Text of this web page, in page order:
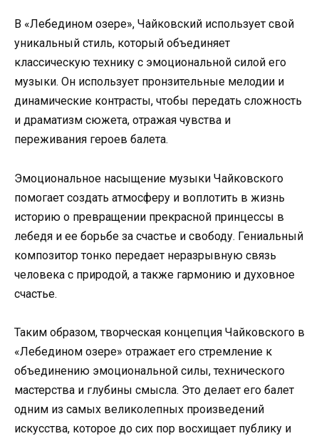
В «Лебедином озере», Чайковский использует свой
уникальный стиль, который объединяет
классическую технику с эмоциональной силой его
музыки. Он использует пронзительные мелодии и
динамические контрасты, чтобы передать сложность
и драматизм сюжета, отражая чувства и
переживания героев балета.
Эмоциональное насыщение музыки Чайковского
помогает создать атмосферу и воплотить в жизнь
историю о превращении прекрасной принцессы в
лебедя и ее борьбе за счастье и свободу. Гениальный
композитор тонко передает неразрывную связь
человека с природой, а также гармонию и духовное
счастье.
Таким образом, творческая концепция Чайковского в
«Лебедином озере» отражает его стремление к
объединению эмоциональной силы, технического
мастерства и глубины смысла. Это делает его балет
одним из самых великолепных произведений
искусства, которое до сих пор восхищает публику и